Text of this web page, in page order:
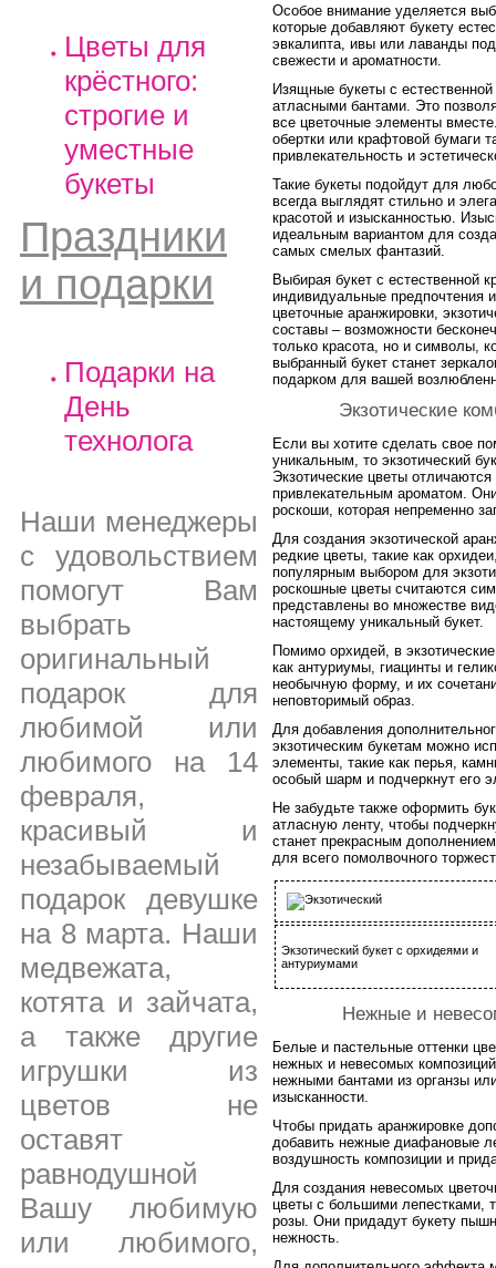
Цветы для
крёстного:
строгие и
уместные
букеты
Праздники
и подарки
Подарки на
День
технолога
Наши менеджеры
с удовольствием
помогут Вам
выбрать
оригинальный
подарок для
любимой или
любимого на 14
февраля,
красивый и
незабываемый
подарок девушке
на 8 марта. Наши
медвежата,
котята и зайчата,
а также другие
игрушки из
цветов не
оставят
равнодушной
Вашу любимую
или любимого,
Особое внимание уделяется
которые добавляют букету
эвкалипта, ивы или лаванды
свежести и ароматности.
Изящные букеты с
атласными бантами. Это
все цветочные элементы
обертки или крафтовой бумаги
привлекательность и
Такие букеты подойдут для
всегда выглядят стильно и
красотой и изысканностью.
идеальным вариантом для
самых смелых фантазий.
Выбирая букет с естественной
индивидуальные предпочтения
цветочные аранжировки,
составы – возможности
только красота, но и символы,
выбранный букет станет
подарком для вашей
Экзотические
Если вы хотите сделать свое
уникальным, то экзотический
Экзотические цветы
привлекательным ароматом.
роскоши, которая непременно
Для создания экзотической
редкие цветы, такие как
популярным выбором для
роскошные цветы считаются
представлены во множестве
настоящему уникальный букет.
Помимо орхидей, в
как антуриумы, гиацинты и
необычную форму, и их
неповторимый образ.
Для добавления
экзотическим букетам можно
элементы, такие как перья,
особый шарм и подчеркнут его
Не забудьте также оформить
атласную ленту, чтобы
станет прекрасным
для всего помолвочного
Экзотический букет с орхидеями и
антуриумами
Нежные и
Белые и пастельные оттенки
нежных и невесомых
нежными бантами из органзы
изысканности.
Чтобы придать аранжировке
добавить нежные диафановые
воздушность композиции и
Для создания невесомых
цветы с большими лепестками,
розы. Они придадут букету
нежность.